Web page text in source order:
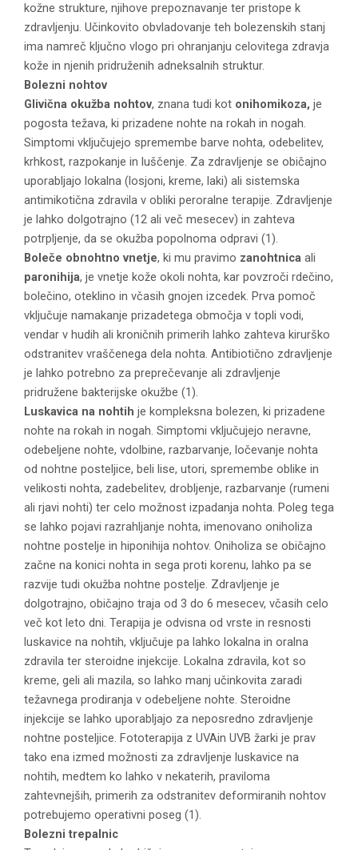
kožne strukture, njihove prepoznavanje ter pristope k
zdravljenju. Učinkovito obvladovanje teh bolezenskih stanj
ima namreč ključno vlogo pri ohranjanju celovitega zdravja
kože in njenih pridruženih adneksalnih struktur.
Bolezni nohtov
Glivična okužba nohtov, znana tudi kot onihomikoza, je
pogosta težava, ki prizadene nohte na rokah in nogah.
Simptomi vključujejo spremembe barve nohta, odebelitev,
krhkost, razpokanje in luščenje. Za zdravljenje se običajno
uporabljajo lokalna (losjoni, kreme, laki) ali sistemska
antimikotična zdravila v obliki peroralne terapije. Zdravljenje
je lahko dolgotrajno (12 ali več mesecev) in zahteva
potrpljenje, da se okužba popolnoma odpravi (1).
Boleče obnohtno vnetje, ki mu pravimo zanohtnica ali
paronihija, je vnetje kože okoli nohta, kar povzroči rdečino,
bolečino, oteklino in včasih gnojen izcedek. Prva pomoč
vključuje namakanje prizadetega območja v topli vodi,
vendar v hudih ali kroničnih primerih lahko zahteva kirurško
odstranitev vraščenega dela nohta. Antibiotično zdravljenje
je lahko potrebno za preprečevanje ali zdravljenje
pridružene bakterijske okužbe (1).
Luskavica na nohtih je kompleksna bolezen, ki prizadene
nohte na rokah in nogah. Simptomi vključujejo neravne,
odebeljene nohte, vdolbine, razbarvanje, ločevanje nohta
od nohtne posteljice, beli lise, utori, spremembe oblike in
velikosti nohta, zadebelitev, drobljenje, razbarvanje (rumeni
ali rjavi nohti) ter celo možnost izpadanja nohta. Poleg tega
se lahko pojavi razrahljanje nohta, imenovano oniholiza
nohtne postelje in hiponihija nohtov. Oniholiza se običajno
začne na konici nohta in sega proti korenu, lahko pa se
razvije tudi okužba nohtne postelje. Zdravljenje je
dolgotrajno, običajno traja od 3 do 6 mesecev, včasih celo
več kot leto dni. Terapija je odvisna od vrste in resnosti
luskavice na nohtih, vključuje pa lahko lokalna in oralna
zdravila ter steroidne injekcije. Lokalna zdravila, kot so
kreme, geli ali mazila, so lahko manj učinkovita zaradi
težavnega prodiranja v odebeljene nohte. Steroidne
injekcije se lahko uporabljajo za neposredno zdravljenje
nohtne posteljice. Fototerapija z UVAin UVB žarki je prav
tako ena izmed možnosti za zdravljenje luskavice na
nohtih, medtem ko lahko v nekaterih, praviloma
zahtevnejših, primerih za odstranitev deformiranih nohtov
potrebujemo operativni poseg (1).
Bolezni trepalnic